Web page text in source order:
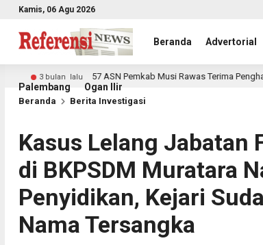
Kamis, 06 Agu 2026
Beranda Advertorial
Palembang Ogan Ilir
3 bulan lalu 57 ASN Pemkab Musi Rawas Terima Penghargaan
Beranda Berita Investigasi
Kasus Lelang Jabatan
di BKPSDM Muratara
Penyidikan, Kejari
Nama Tersangka